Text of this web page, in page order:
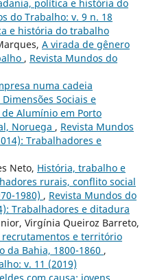
política e história do
do Trabalho: v. 9 n. 18
e história do trabalho
A virada de gênero
, Revista Mundos do
numa cadeia
Sociais e
Alumínio em Porto
Noruega , Revista Mundos
Trabalhadores e
Neto, História, trabalho e
rurais, conflito social
1980) , Revista Mundos do
Trabalhadores e ditadura
Virgínia Queiroz Barreto,
e território
da Bahia, 1800-1860 ,
v. 11 (2019)